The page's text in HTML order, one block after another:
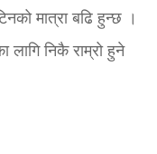
मात्रा बढि हुन्छ ।
निकै राम्रो हुने